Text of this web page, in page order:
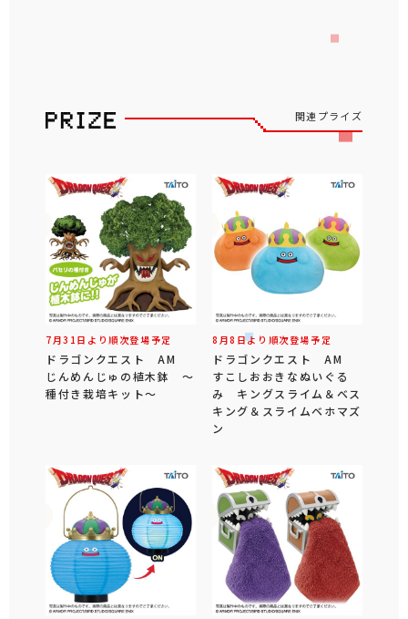
関連プライズ
7月31日より順次登場予定
ドラゴンクエスト AM
じんめんじゅの植木鉢 ～
種付き栽培キット～
8月8日より順次登場予定
ドラゴンクエスト AM
すこしおおきなぬいぐる
み キングスライム＆ベス
キング＆スライムベホマズ
ン